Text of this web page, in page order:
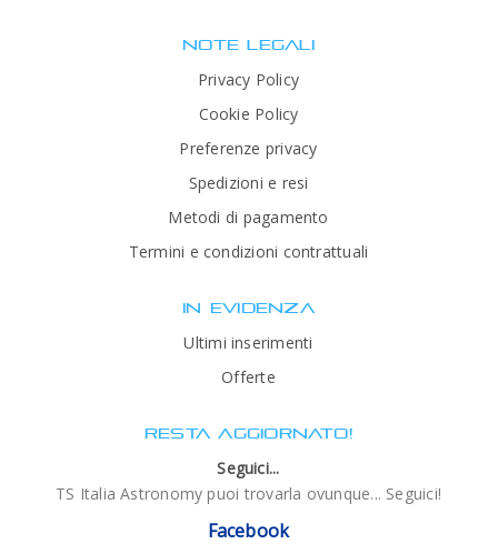
NOTE LEGALI
Privacy Policy
Cookie Policy
Preferenze privacy
Spedizioni e resi
Metodi di pagamento
Termini e condizioni contrattuali
IN EVIDENZA
Ultimi inserimenti
Offerte
RESTA AGGIORNATO!
Seguici...
TS Italia Astronomy puoi trovarla ovunque... Seguici!
Facebook